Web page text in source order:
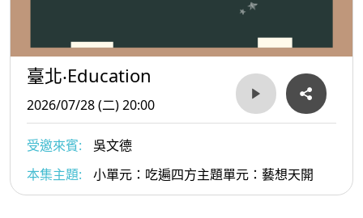
臺北‧Education
2026/07/28 (二) 20:00
受邀來賓:
吳文德
本集主題:
小單元：吃遍四方主題單元：藝想天開